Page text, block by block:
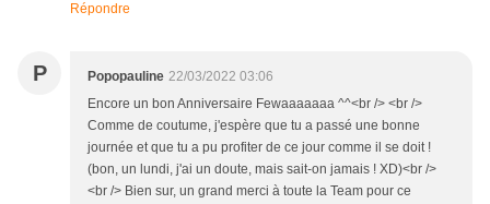
Répondre
P Popopauline 22/03/2022 03:06
Encore un bon Anniversaire Fewaaaaaaa ^^<br /> <br />
Comme de coutume, j'espère que tu a passé une bonne
journée et que tu a pu profiter de ce jour comme il se doit !
(bon, un lundi, j'ai un doute, mais sait-on jamais ! XD)<br />
<br /> Bien sur, un grand merci à toute la Team pour ce